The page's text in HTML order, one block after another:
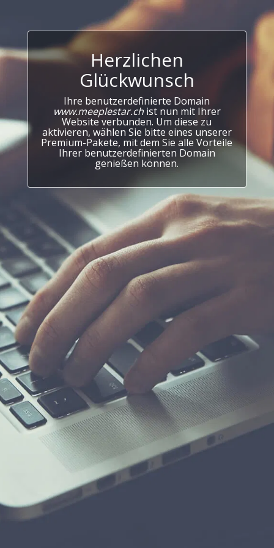
Herzlichen
Glückwunsch
Ihre benutzerdefinierte Domain
www.meeplestar.chist nun mit Ihrer
Website verbunden. Um diese zu
aktivieren, wählen Sie bitte eines unserer
Premium-Pakete, mit dem Sie alle Vorteile
Ihrer benutzerdefinierten Domain
genießen können.